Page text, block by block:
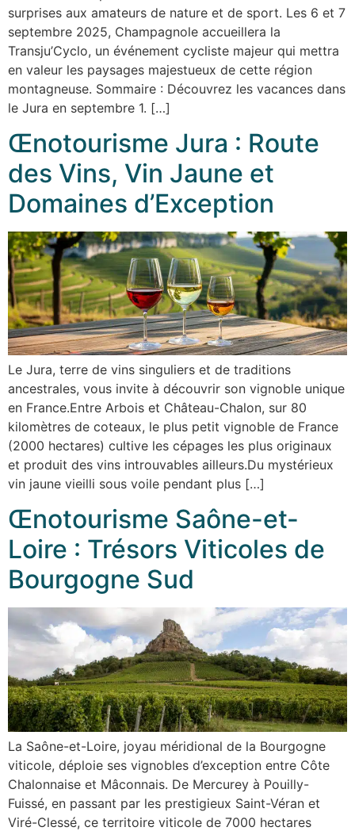
surprises aux amateurs de nature et de sport. Les 6 et 7
septembre 2025, Champagnole accueillera la
Transju’Cyclo, un événement cycliste majeur qui mettra
en valeur les paysages majestueux de cette région
montagneuse. Sommaire : Découvrez les vacances dans
le Jura en septembre 1. […]
Œnotourisme Jura : Route
des Vins, Vin Jaune et
Domaines d’Exception
Le Jura, terre de vins singuliers et de traditions
ancestrales, vous invite à découvrir son vignoble unique
en France.Entre Arbois et Château-Chalon, sur 80
kilomètres de coteaux, le plus petit vignoble de France
(2000 hectares) cultive les cépages les plus originaux
et produit des vins introuvables ailleurs.Du mystérieux
vin jaune vieilli sous voile pendant plus […]
Œnotourisme Saône-et-
Loire : Trésors Viticoles de
Bourgogne Sud
La Saône-et-Loire, joyau méridional de la Bourgogne
viticole, déploie ses vignobles d’exception entre Côte
Chalonnaise et Mâconnais. De Mercurey à Pouilly-
Fuissé, en passant par les prestigieux Saint-Véran et
Viré-Clessé, ce territoire viticole de 7000 hectares